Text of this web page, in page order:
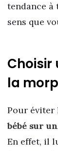
tendance à
sens que
Choisir
la
Pour éviter
bébé sur
En effet, il